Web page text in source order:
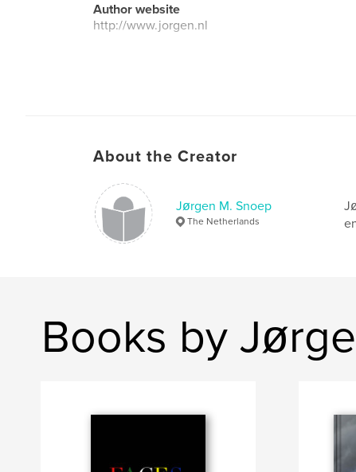
Author website
http://www.jorgen.nl
About the Creator
Jørgen M. Snoep
The Netherlands
Books by